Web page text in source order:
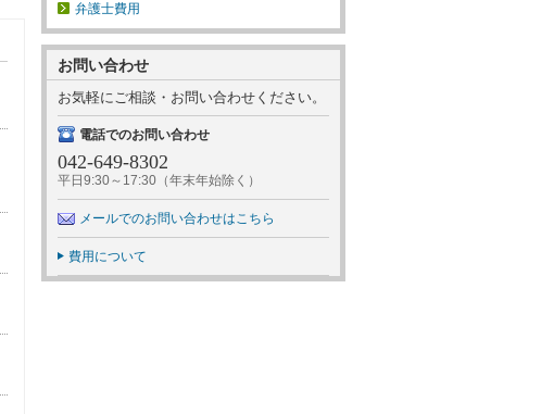
弁護士費用
お問い合わせ
お気軽にご相談・お問い合わせください。
電話でのお問い合わせ
042-649-8302
平日9:30～17:30（年末年始除く）
メールでのお問い合わせはこちら
費用について